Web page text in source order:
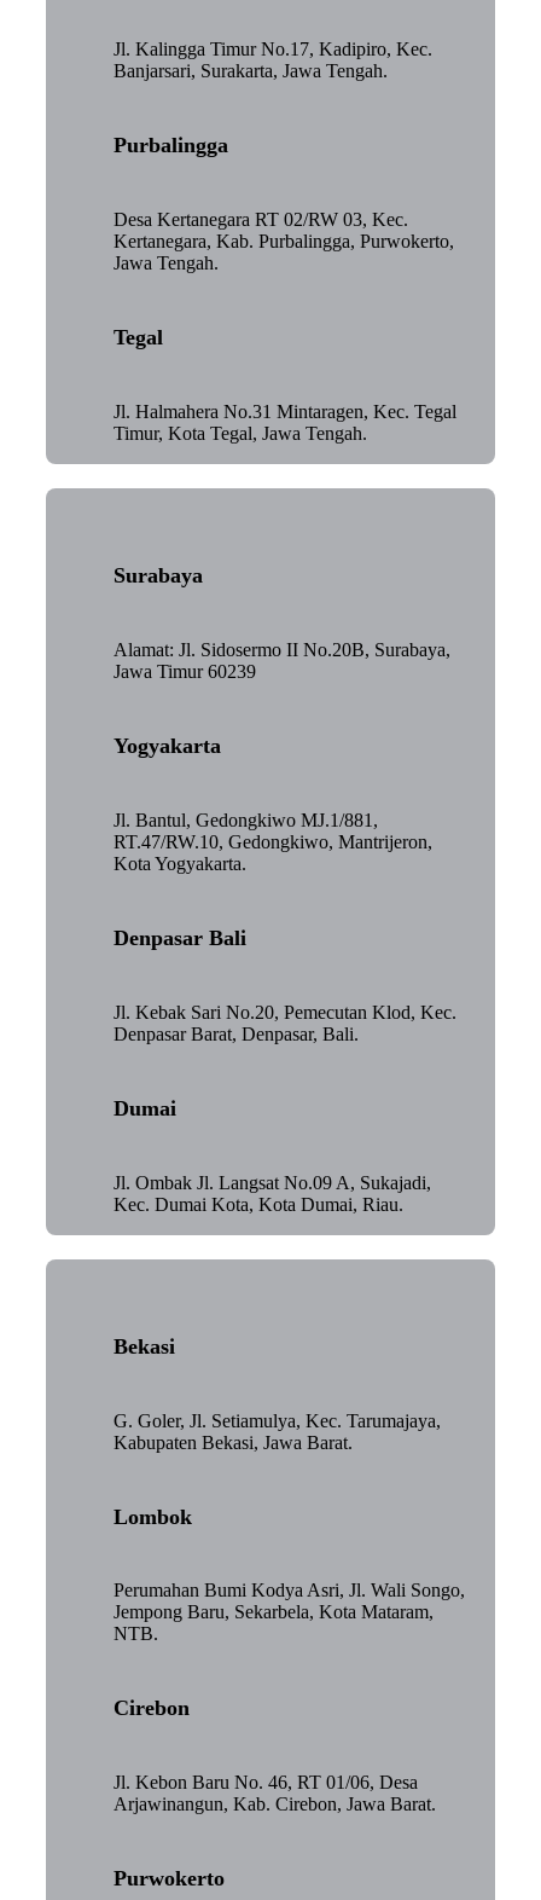
Jl. Kalingga Timur No.17, Kadipiro, Kec.
Banjarsari, Surakarta, Jawa Tengah.
Purbalingga
Desa Kertanegara RT 02/RW 03, Kec.
Kertanegara, Kab. Purbalingga, Purwokerto,
Jawa Tengah.
Tegal
Jl. Halmahera No.31 Mintaragen, Kec. Tegal
Timur, Kota Tegal, Jawa Tengah.
Surabaya
Alamat: Jl. Sidosermo II No.20B, Surabaya,
Jawa Timur 60239
Yogyakarta
Jl. Bantul, Gedongkiwo MJ.1/881,
RT.47/RW.10, Gedongkiwo, Mantrijeron,
Kota Yogyakarta.
Denpasar Bali
Jl. Kebak Sari No.20, Pemecutan Klod, Kec.
Denpasar Barat, Denpasar, Bali.
Dumai
Jl. Ombak Jl. Langsat No.09 A, Sukajadi,
Kec. Dumai Kota, Kota Dumai, Riau.
Bekasi
G. Goler, Jl. Setiamulya, Kec. Tarumajaya,
Kabupaten Bekasi, Jawa Barat.
Lombok
Perumahan Bumi Kodya Asri, Jl. Wali Songo,
Jempong Baru, Sekarbela, Kota Mataram,
NTB.
Cirebon
Jl. Kebon Baru No. 46, RT 01/06, Desa
Arjawinangun, Kab. Cirebon, Jawa Barat.
Purwokerto